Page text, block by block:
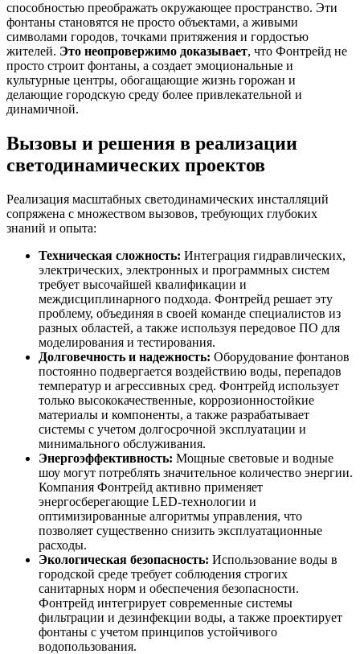
способностью преображать окружающее пространство. Эти
фонтаны становятся не просто объектами, а живыми
символами городов, точками притяжения и гордостью
жителей. Это неопровержимо доказывает, что Фонтрейд не
просто строит фонтаны, а создает эмоциональные и
культурные центры, обогащающие жизнь горожан и
делающие городскую среду более привлекательной и
динамичной.
Вызовы и решения в реализации
светодинамических проектов
Реализация масштабных светодинамических инсталляций
сопряжена с множеством вызовов, требующих глубоких
знаний и опыта:
Техническая сложность: Интеграция гидравлических,
электрических, электронных и программных систем
требует высочайшей квалификации и
междисциплинарного подхода. Фонтрейд решает эту
проблему, объединяя в своей команде специалистов из
разных областей, а также используя передовое ПО для
моделирования и тестирования.
Долговечность и надежность: Оборудование фонтанов
постоянно подвергается воздействию воды, перепадов
температур и агрессивных сред. Фонтрейд использует
только высококачественные, коррозионностойкие
материалы и компоненты, а также разрабатывает
системы с учетом долгосрочной эксплуатации и
минимального обслуживания.
Энергоэффективность: Мощные световые и водные
шоу могут потреблять значительное количество энергии.
Компания Фонтрейд активно применяет
энергосберегающие LED-технологии и
оптимизированные алгоритмы управления, что
позволяет существенно снизить эксплуатационные
расходы.
Экологическая безопасность: Использование воды в
городской среде требует соблюдения строгих
санитарных норм и обеспечения безопасности.
Фонтрейд интегрирует современные системы
фильтрации и дезинфекции воды, а также проектирует
фонтаны с учетом принципов устойчивого
водопользования.